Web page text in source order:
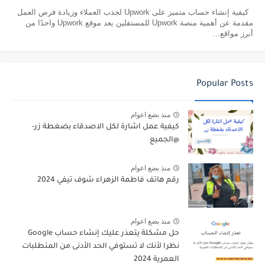
كيفية إنشاء حساب متميز على Upwork لجذب العملاء وزيادة فرص العمل
مقدمة عن أهمية منصة Upwork للمستقلين يعد موقع Upwork واحدًا من
أبرز مواقع...
Popular Posts
منذ بضع اعوام
كيفية عمل اشارة لكل الاصدقاء بضغطة زر-
@الجميع
منذ بضع اعوام
رقم هاتف فاطمة الزهراء شوف تيفي 2024
منذ بضع اعوام
حل مشكلة يتعذر عليك إنشاء حساب Google
نظرا لأنك لا تستوفي الحد الأدنى من المتطلبات
العمرية 2024